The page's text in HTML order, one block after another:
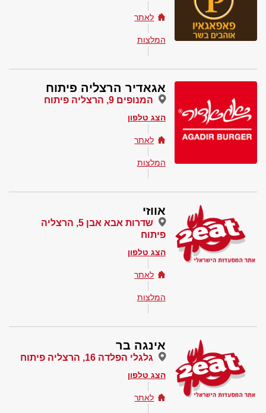
לאתר
המלצות
אגאדיר הרצליה פיתוח
המנופים 9, הרצליה פיתוח
הצג טלפון
לאתר
המלצות
אווזי
שדרות אבא אבן 5, הרצליה
פיתוח
הצג טלפון
לאתר
המלצות
אינגה בר
גלגלי הפלדה 16, הרצליה פיתוח
הצג טלפון
לאתר